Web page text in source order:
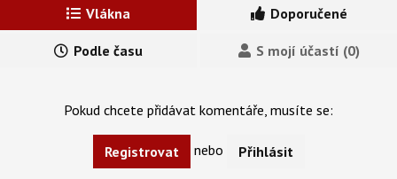
Vlákna Doporučené
Podle času S mojí účastí (0)
Pokud chcete přidávat komentáře, musíte se:
Registrovat nebo Přihlásit